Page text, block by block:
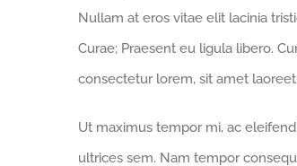
Nullam at eros vitae elit lacinia
Curae; Praesent eu ligula libero.
consectetur lorem, sit amet
Ut maximus tempor mi, ac
ultrices sem. Nam tempor